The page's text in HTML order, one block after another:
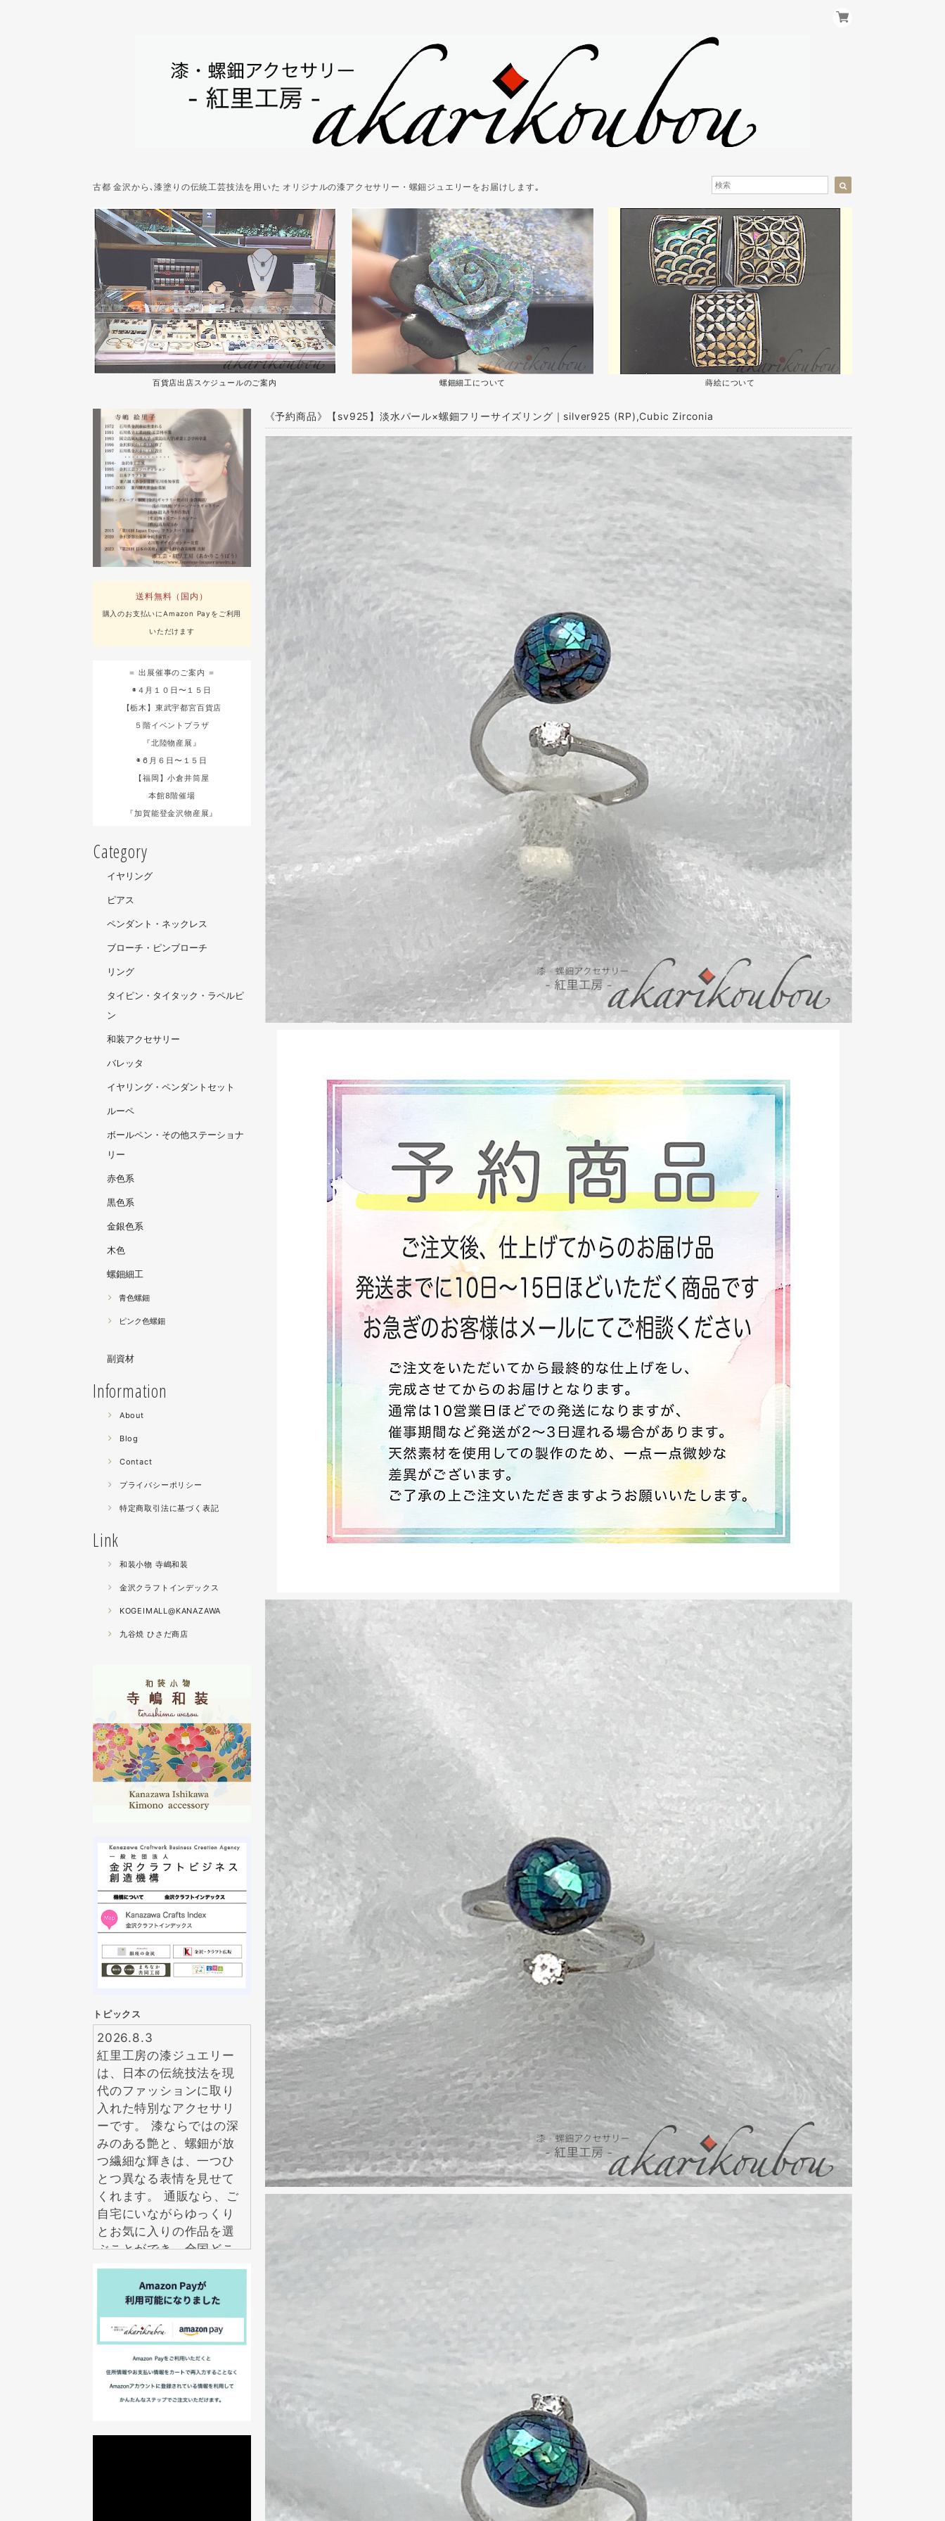
古都 金沢から､漆塗りの伝統工芸技法を用いた オリジナルの漆アクセサリー・螺鈿ジュエリーをお届けします｡
百貨店出店スケジュールのご案内 螺鈿細工について 蒔絵について
送料無料（国内）
購入のお支払いにAmazon Payをご利用
いただけます
＝ 出展催事のご案内 ＝
◉４月１０日〜１５日
【栃木】東武宇都宮百貨店
５階イベントプラザ
『北陸物産展』
◉６月６日〜１５日
【福岡】小倉井筒屋
本館8階催場
『加賀能登金沢物産展』
Category
イヤリング
ピアス
ペンダント・ネックレス
ブローチ・ピンブローチ
リング
タイピン・タイタック・ラペルピ
ン
和装アクセサリー
バレッタ
イヤリング・ペンダントセット
ルーペ
ボールペン・その他ステーショナ
リー
赤色系
黒色系
金銀色系
木色
螺鈿細工
青色螺鈿
ピンク色螺鈿
副資材
Information
About
Blog
Contact
プライバシーポリシー
特定商取引法に基づく表記
Link
和装小物 寺嶋和装
金沢クラフトインデックス
KOGEIMALL@KANAZAWA
九谷焼 ひさだ商店
トピックス
2026.8.3
紅里工房の漆ジュエリー
は、日本の伝統技法を現
代のファッションに取り
入れた特別なアクセサリ
ーです。 漆ならではの深
みのある艶と、螺鈿が放
つ繊細な輝きは、一つひ
とつ異なる表情を見せて
くれます。 通販なら、ご
自宅にいながらゆっくり
とお気に入りの作品を選
ぶことができ、全国どこ
からでも気軽にお求めい
ただけます。
2026.7.29
アクセサリーは数多くあ
りますが、本当に長く大
切にしたいと思えるもの
は意外と多くありませ
《予約商品》【sv925】淡水パール×螺鈿フリーサイズリング｜silver925 (RP),Cubic Zirconia